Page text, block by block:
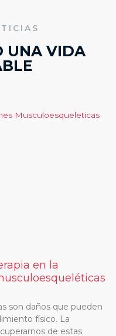
UNA VIDA
en la
son daños que pueden
físico. La
de estas